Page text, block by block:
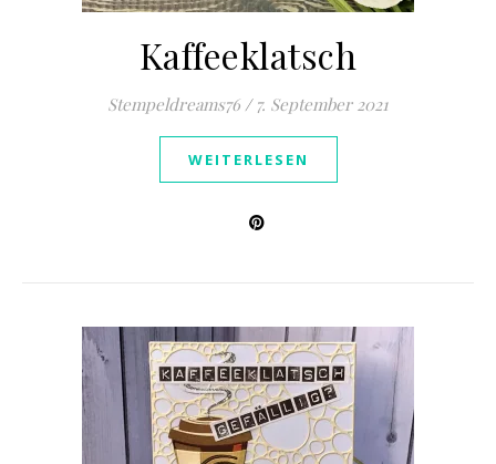
Kaffeeklatsch
Stempeldreams76 / 7. September 2021
WEITERLESEN